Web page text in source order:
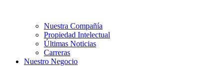
Nuestra Compañía
Propiedad Intelectual
Últimas Noticias
Carreras
Nuestro Negocio